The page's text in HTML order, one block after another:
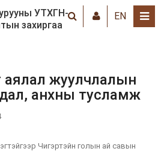
УТХГН-
захиргаа
EN
аялал жуулчлалын
анхны тусламж
Чигэртэйн голын ай савын